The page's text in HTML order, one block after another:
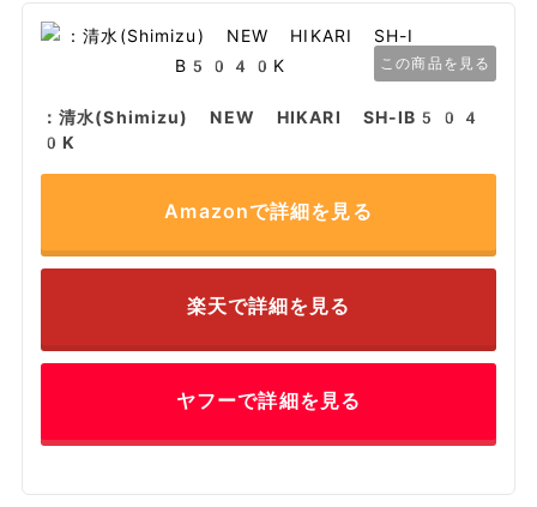
この商品を見る
：清水(Shimizu) NEW HIKARI SH-IB504
0K
Amazonで詳細を見る
楽天で詳細を見る
ヤフーで詳細を見る